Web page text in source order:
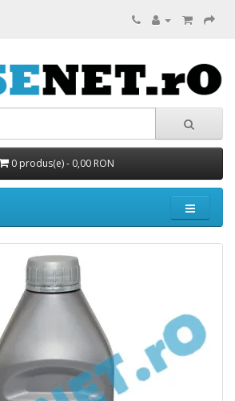
0 produs(e) - 0,00 RON